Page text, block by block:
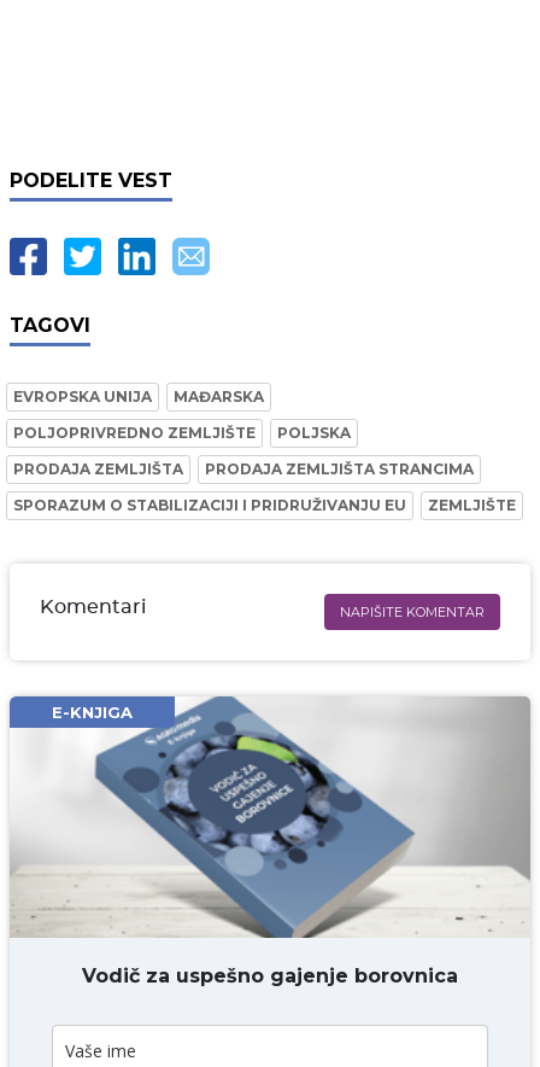
PODELITE VEST
TAGOVI
EVROPSKA UNIJA
MAĐARSKA
POLJOPRIVREDNO ZEMLJIŠTE
POLJSKA
PRODAJA ZEMLJIŠTA
PRODAJA ZEMLJIŠTA STRANCIMA
SPORAZUM O STABILIZACIJI I PRIDRUŽIVANJU EU
ZEMLJIŠTE
Komentari NAPIŠITE KOMENTAR
Email* obavezno
Komentar* obavezno
DODAJ KOMENTAR
E-KNJIGA
Vodič za uspešno gajenje borovnica